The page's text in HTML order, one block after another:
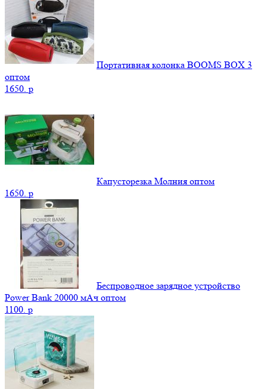
Портативная колонка BOOMS BOX 3
оптом
1650. p
Капусторезка Молния оптом
1650. p
Беспроводное зарядное устройство
Power Bank 20000 мАч оптом
1100. p